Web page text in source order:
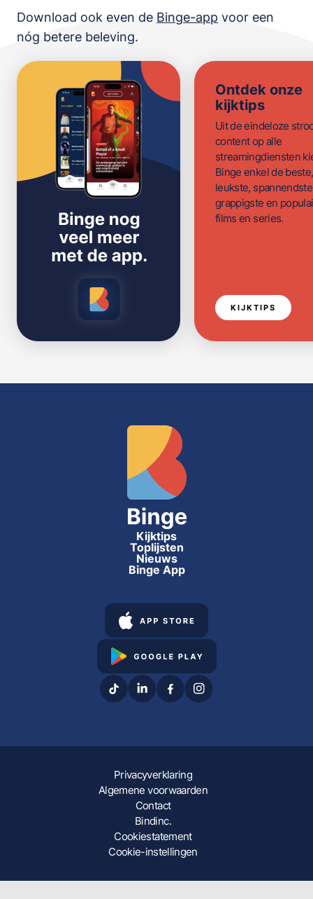
Download ook even de Binge-app voor een
nóg betere beleving.
Ontdek onze
kijktips
Uit de eindeloze
content op alle
streamingdiensten
Binge enkel de beste,
leukste,
grappigste en
films en series.
KIJKTIPS
Kijktips
Toplijsten
Nieuws
Binge App
Privacyverklaring
Algemene voorwaarden
Contact
Bindinc.
Cookiestatement
Cookie-instellingen